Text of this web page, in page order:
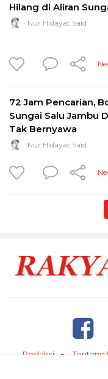
Hilang di Aliran
Nur Hidayat Said
72 Jam Pencarian,
Sungai Salu Jambu
Tak Bernyawa
Nur Hidayat Said
Redaksi Tentang